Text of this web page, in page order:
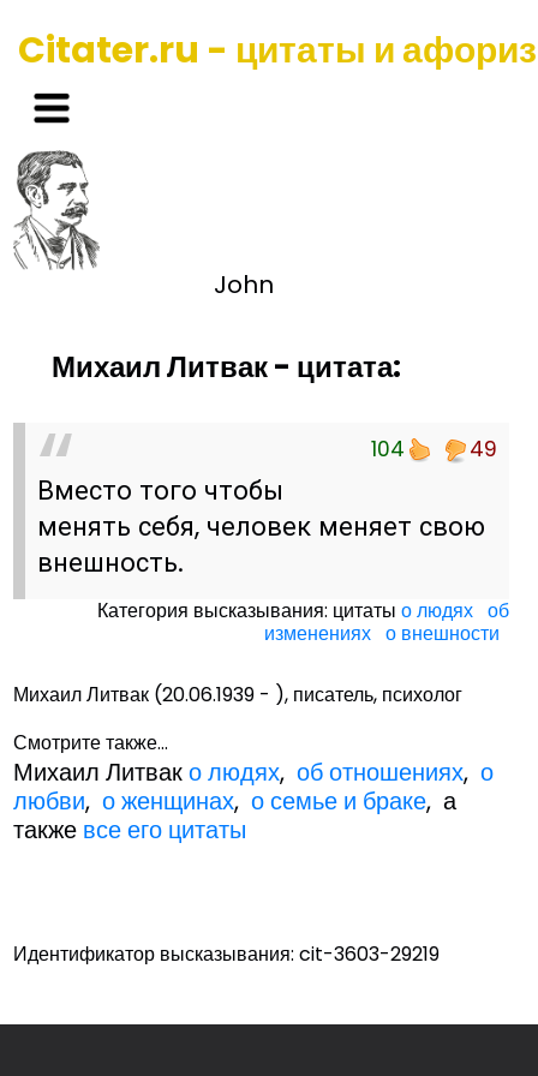
Citater.ru - цитаты и
John
Михаил Литвак - цитата:
104 49
Вместо того чтобы
менять себя, человек меняет свою
внешность.
Категория высказывания: цитатыо людях об
изменениях о внешности
Михаил Литвак (20.06.1939 - ), писатель, психолог
Смотрите также...
Михаил Литвако людях,об отношениях,о
любви,о женщинах,о семье и браке, а
также все его цитаты
Идентификатор высказывания: cit-3603-29219